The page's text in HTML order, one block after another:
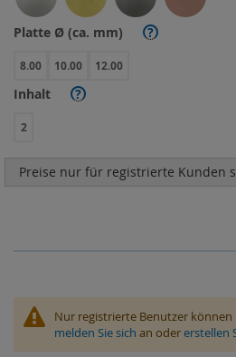
Platte Ø (ca. mm) ?
8.00 10.00 12.00
Inhalt ?
2
Preise nur für registrierte Kunden
Nur registrierte Benutzer können
melden Sie sich an odererstellen